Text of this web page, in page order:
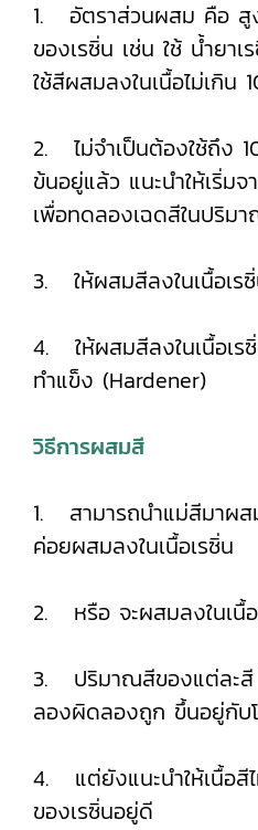
1. อัตราส่วนผสม คือ สู
ของเรซิ่น เช่น ใช้ น้ำยา
ใช้สีผสมลงในเนื้อไม่เกิน
2. ไม่จำเป็นต้องใช้ถึง
ข้นอยู่แล้ว แนะนำให้เริ่ม
เพื่อทดลองเฉดสีในปริม
3. ให้ผสมสีลงในเนื้อเร
4. ให้ผสมสีลงในเนื้อเร
ทำแข็ง (Hardener)
วิธีการผสมสี
1. สามารถนำแม่สีมาผส
ค่อยผสมลงในเนื้อเรซิ่น
2. หรือ จะผสมลงในเนื้อ
3. ปริมาณสีของแต่ละสี
ลองผิดลองถูก ขึ้นอยู่กับ
4. แต่ยังแนะนำให้เนื้อสี
ของเรซิ่นอยู่ดี